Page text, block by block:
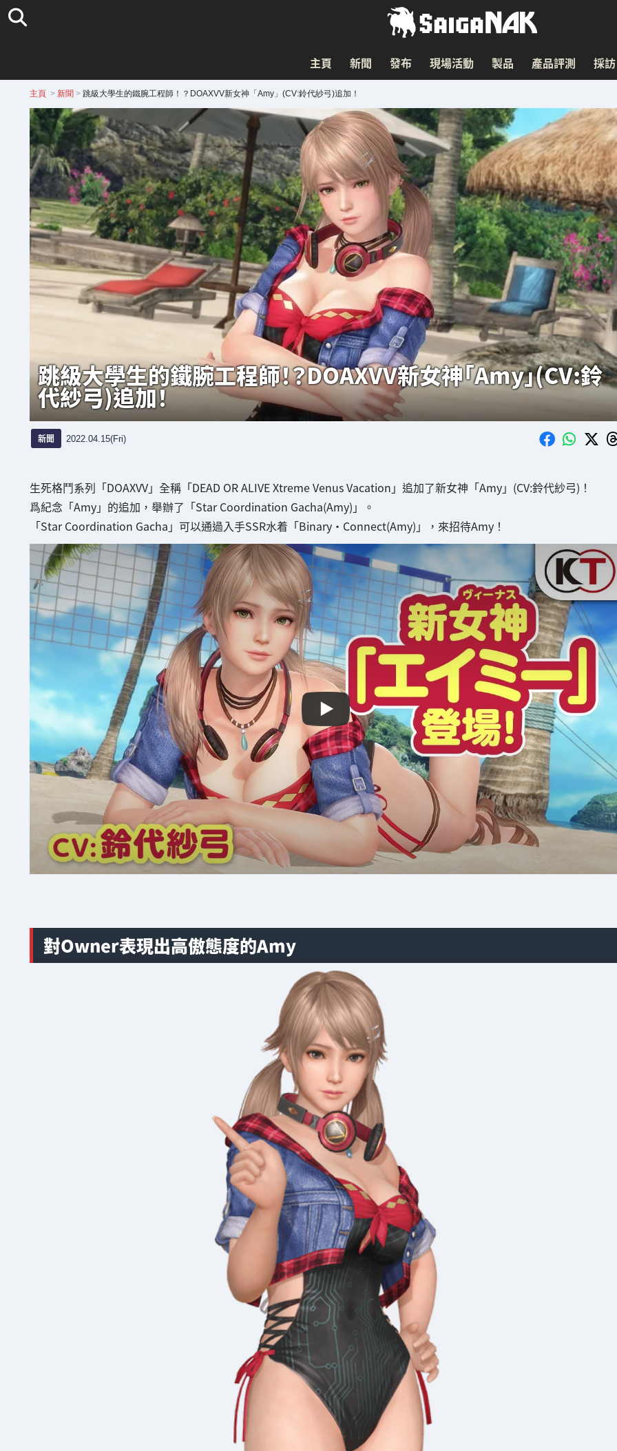
主頁 新聞 發布 現場活動 製品 產品評測 採訪
主頁 > 新聞 > 跳級大學生的鐵腕工程師！？DOAXVV新女神「Amy」(CV:鈴代紗弓)追加！
跳級大學生的鐵腕工程師！？DOAXVV新女神「Amy」(CV:鈴
代紗弓)追加！
新聞 2022.04.15(Fri)
生死格鬥系列「DOAXVV」全稱「DEAD OR ALIVE Xtreme Venus Vacation」追加了新女神「Amy」(CV:鈴代紗弓)！
爲紀念「Amy」的追加，舉辦了「Star Coordination Gacha(Amy)」。
「Star Coordination Gacha」可以通過入手SSR水着「Binary・Connect(Amy)」，來招待Amy！
對Owner表現出高傲態度的Amy